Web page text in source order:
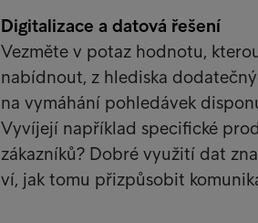
Digitalizace a datová řešení
Vezměte v potaz hodnotu,
nabídnout, z hlediska
na vymáhání pohledávek
Vyvíjejí například specifické
zákazníků? Dobré využití dat
ví, jak tomu přizpůsobit